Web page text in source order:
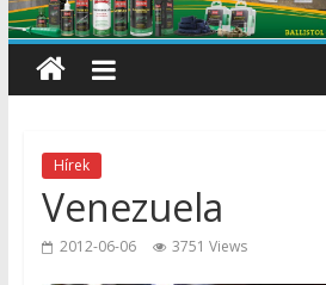
Hírek
Venezuela
2012-06-06 3751 Views